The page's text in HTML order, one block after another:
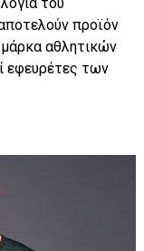
του
προϊόν
μάρκα αθλητικών
εφευρέτες των